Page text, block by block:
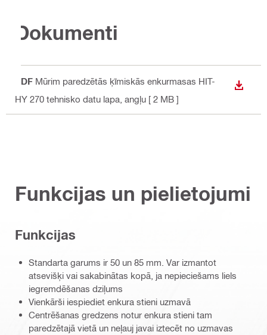
Dokumenti
PDF Mūrim paredzētās ķīmiskās enkurmasas HIT-
HY 270 tehnisko datu lapa , angļu [ 2 MB ]
Funkcijas un pielietojumi
Funkcijas
Standarta garums ir 50 un 85 mm. Var izmantot
atsevišķi vai sakabinātas kopā, ja nepieciešams liels
iegremdēšanas dziļums
Vienkārši iespiediet enkura stieni uzmavā
Centrēšanas gredzens notur enkura stieni tam
paredzētajā vietā un neļauj javai iztecēt no uzmavas